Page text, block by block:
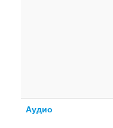
Аудио